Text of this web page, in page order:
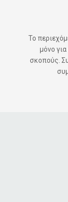
Το
μόνο
σκοπούς.